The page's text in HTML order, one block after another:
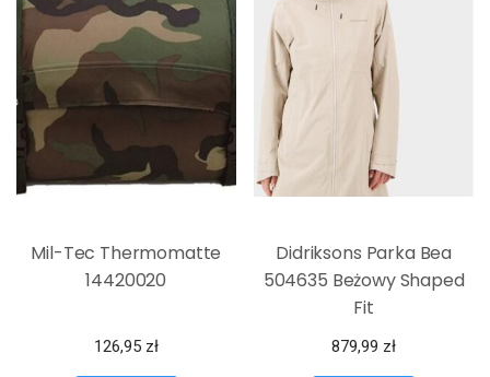
Mil-Tec Thermomatte
14420020
126,95 zł
Didriksons Parka Bea
504635 Beżowy Shaped
Fit
879,99 zł